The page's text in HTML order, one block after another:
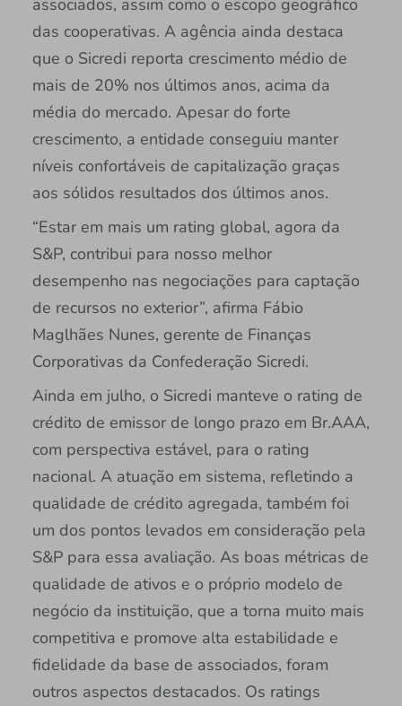
associados, assim como o escopo geográfico
das cooperativas. A agência ainda destaca
que o Sicredi reporta crescimento médio de
mais de 20% nos últimos anos, acima da
média do mercado. Apesar do forte
crescimento, a entidade conseguiu manter
níveis confortáveis de capitalização graças
aos sólidos resultados dos últimos anos.
“Estar em mais um rating global, agora da
S&P, contribui para nosso melhor
desempenho nas negociações para captação
de recursos no exterior”, afirma Fábio
Maglhães Nunes, gerente de Finanças
Corporativas da Confederação Sicredi.
Ainda em julho, o Sicredi manteve o rating de
crédito de emissor de longo prazo em Br.AAA,
com perspectiva estável, para o rating
nacional. A atuação em sistema, refletindo a
qualidade de crédito agregada, também foi
um dos pontos levados em consideração pela
S&P para essa avaliação. As boas métricas de
qualidade de ativos e o próprio modelo de
negócio da instituição, que a torna muito mais
competitiva e promove alta estabilidade e
fidelidade da base de associados, foram
outros aspectos destacados. Os ratings